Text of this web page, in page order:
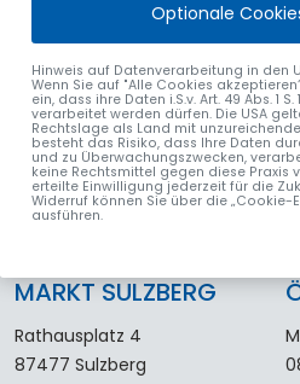
BEI UNS ERWARTET DICH:
eine interessante und
ein sehr gutes Betriebsklima
ein neues Rathaus mit
MARKT SULZBERG
Rathausplatz 4
87477 Sulzberg
Optionale
Hinweis auf Datenverarbeitung in den
Wenn Sie auf "Alle Cookies
ein, dass ihre Daten i.S.v. Art. 49 Abs. 1
verarbeitet werden dürfen. Die USA
Rechtslage als Land mit
besteht das Risiko, dass Ihre Daten
und zu Überwachungszwecken,
keine Rechtsmittel gegen diese Praxis
erteilte Einwilligung jederzeit für die
Widerruf können Sie über die „Cookie-
ausführen.